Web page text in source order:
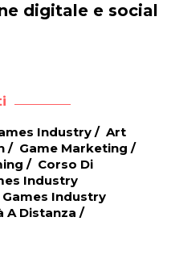
digitale e social
Industry / Art
/ Game Marketing /
/ Corso Di
Industry
Industry
A Distanza /